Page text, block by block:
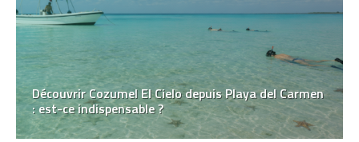
Découvrir Cozumel El Cielo depuis Playa del Carmen
: est-ce indispensable ?